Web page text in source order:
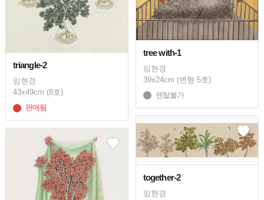
tree with-1
임현경
39x24cm (변형 5호)
렌탈불가
triangle-2
임현경
43x49cm (8호)
판매됨
together-2
임현경